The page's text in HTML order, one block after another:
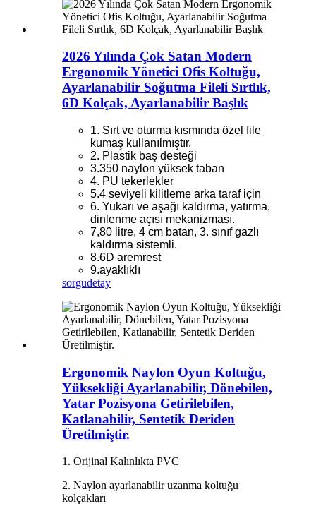
2026 Yılında Çok Satan Modern
Ergonomik Yönetici Ofis Koltuğu,
Ayarlanabilir Soğutma Fileli Sırtlık,
6D Kolçak, Ayarlanabilir Başlık
1. Sırt ve oturma kısmında özel file
kumaş kullanılmıştır.
2. Plastik baş desteği
3.350 naylon yüksek taban
4. PU tekerlekler
5.4 seviyeli kilitleme arka taraf için
6. Yukarı ve aşağı kaldırma, yatırma,
dinlenme açısı mekanizması.
7,80 litre, 4 cm batan, 3. sınıf gazlı
kaldırma sistemli.
8.6D aremrest
9.ayaklıklı
sorgudetay
Ergonomik Naylon Oyun Koltuğu,
Yüksekliği Ayarlanabilir, Dönebilen,
Yatar Pozisyona Getirilebilen,
Katlanabilir, Sentetik Deriden
Üretilmiştir.
1. Orijinal Kalınlıkta PVC
2. Naylon ayarlanabilir uzanma koltuğu
kolçakları